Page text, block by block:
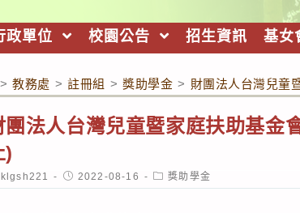
政單位 校園公告 招生資訊 基女
> 教務處 > 註冊組 > 獎助學金 > 財團法人台灣兒童
團法人台灣兒童暨家庭扶助基金
)
klgsh221
Post
published:
2022-08-16
Post
category:
獎助學金